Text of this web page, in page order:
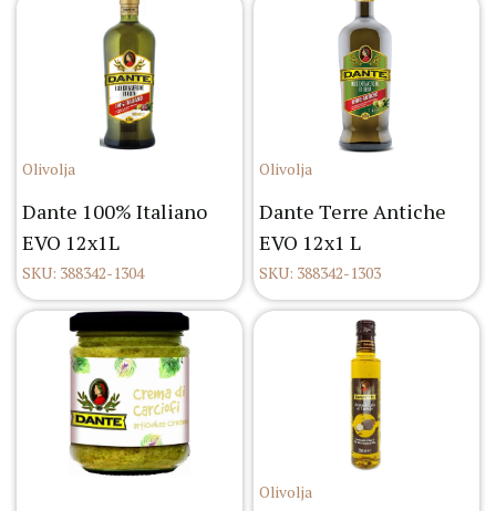
Olivolja
Dante 100% Italiano
EVO 12x1L
SKU: 388342-1304
Olivolja
Dante Terre Antiche
EVO 12x1 L
SKU: 388342-1303
Olivolja